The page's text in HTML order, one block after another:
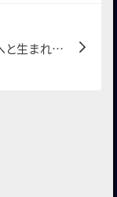
と生まれ変